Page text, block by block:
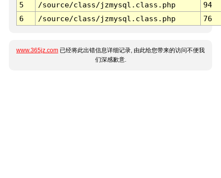
5
/source/class/jzmysql.class.php
94
6
/source/class/jzmysql.class.php 76
www.365jz.com 已经将此出错信息详细记录, 由此给您带来的访问不便我
们深感歉意.